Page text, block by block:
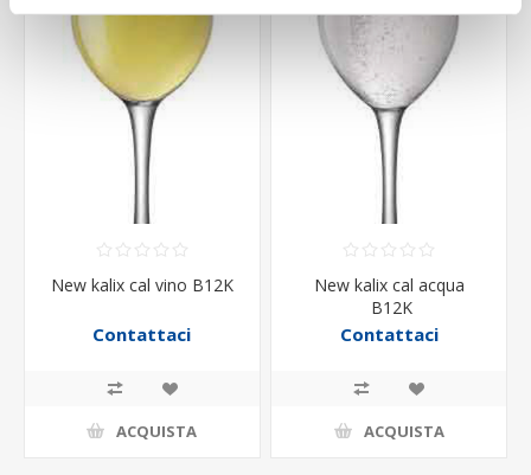
New kalix cal vino B12K
Contattaci
ACQUISTA
New kalix cal acqua
B12K
Contattaci
ACQUISTA